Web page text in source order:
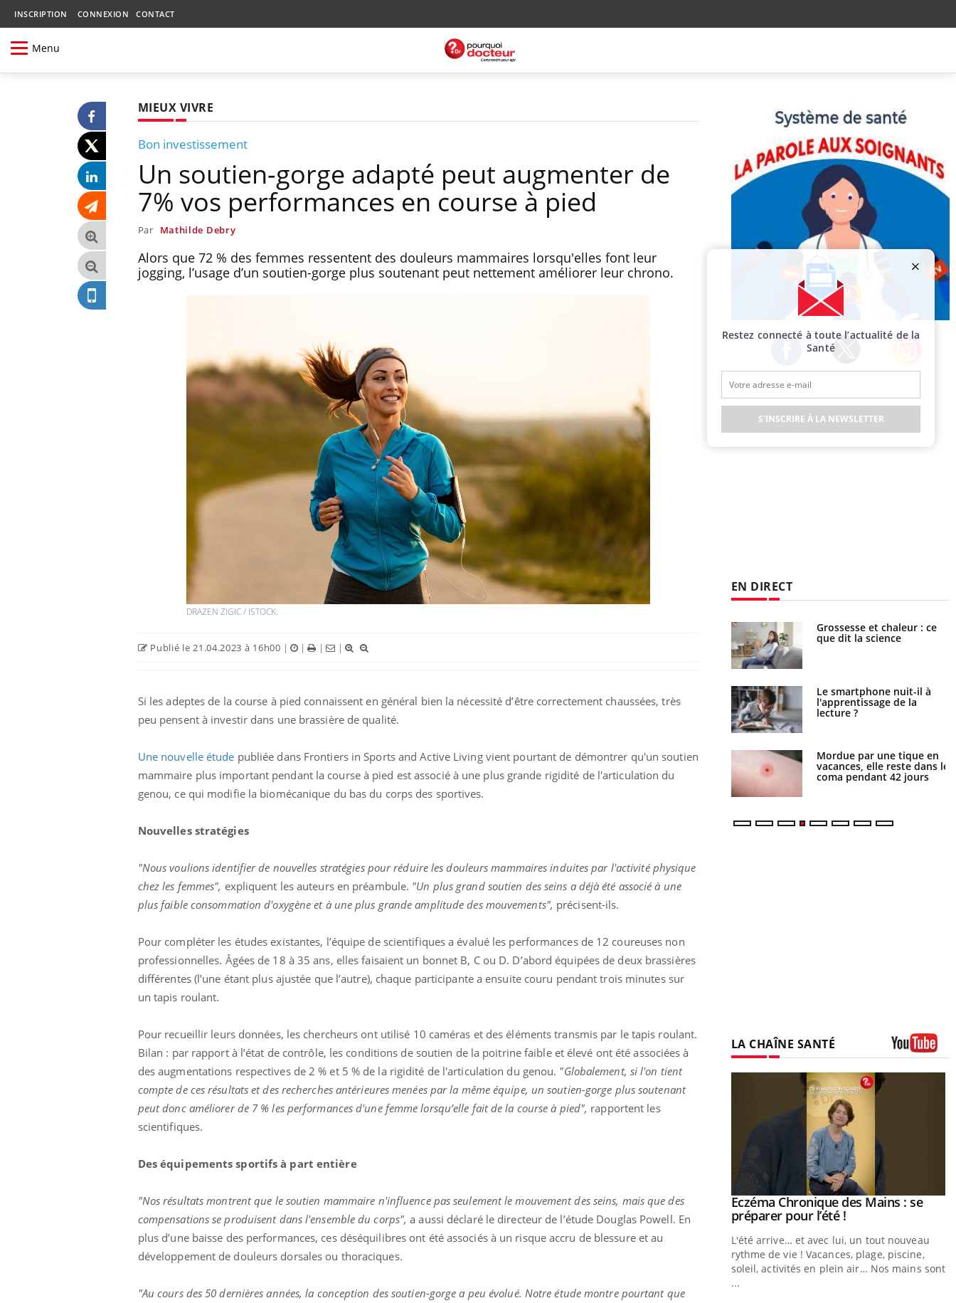
INSCRIPTION CONNEXION CONTACT
Menu
MIEUX VIVRE
Bon investissement
Un soutien-gorge adapté peut augmenter de
7% vos performances en course à pied
Par Mathilde Debry
Alors que 72 % des femmes ressentent des douleurs mammaires lorsqu'elles font leur
jogging, l’usage d’un soutien-gorge plus soutenant peut nettement améliorer leur chrono.
DRAZEN ZIGIC / ISTOCK.
Publié le 21.04.2023 à 16h00 | | | |
Si les adeptes de la course à pied connaissent en général bien la nécessité d’être correctement chaussées, très
peu pensent à investir dans une brassière de qualité.
Une nouvelle étude publiée dans Frontiers in Sports and Active Living vient pourtant de démontrer qu'un soutien
mammaire plus important pendant la course à pied est associé à une plus grande rigidité de l'articulation du
genou, ce qui modifie la biomécanique du bas du corps des sportives.
Nouvelles stratégies
"Nous voulions identifier de nouvelles stratégies pour réduire les douleurs mammaires induites par l'activité physique
chez les femmes", expliquent les auteurs en préambule. "Un plus grand soutien des seins a déjà été associé à une
plus faible consommation d'oxygène et à une plus grande amplitude des mouvements", précisent-ils.
Pour compléter les études existantes, l’équipe de scientifiques a évalué les performances de 12 coureuses non
professionnelles. Âgées de 18 à 35 ans, elles faisaient un bonnet B, C ou D. D’abord équipées de deux brassières
différentes (l’une étant plus ajustée que l’autre), chaque participante a ensuite couru pendant trois minutes sur
un tapis roulant.
Pour recueillir leurs données, les chercheurs ont utilisé 10 caméras et des éléments transmis par le tapis roulant.
Bilan : par rapport à l’état de contrôle, les conditions de soutien de la poitrine faible et élevé ont été associées à
des augmentations respectives de 2 % et 5 % de la rigidité de l'articulation du genou. "Globalement, si l'on tient
compte de ces résultats et des recherches antérieures menées par la même équipe, un soutien-gorge plus soutenant
peut donc améliorer de 7 % les performances d'une femme lorsqu’elle fait de la course à pied", rapportent les
scientifiques.
Des équipements sportifs à part entière
"Nos résultats montrent que le soutien mammaire n'influence pas seulement le mouvement des seins, mais que des
compensations se produisent dans l'ensemble du corps", a aussi déclaré le directeur de l’étude Douglas Powell. En
plus d’une baisse des performances, ces déséquilibres ont été associés à un risque accru de blessure et au
développement de douleurs dorsales ou thoraciques.
"Au cours des 50 dernières années, la conception des soutien-gorge a peu évolué. Notre étude montre pourtant que
Facebook Twitter Instagram
EN DIRECT
il dans le sud de la France ?
protègent-ils aussi les os ?
Cytomégalovirus : ce qui
change dans la prise en
charge des femmes
enceintes
tous les jours se profile-t-
elle enfin ?
Pourquoi votre ventre
gâche-t-il les premiers
jours de vos vacances ?
la propagation du cancer ?
Pourquoi manger moins de
protéines pourrait
finalement être bénéfique
Grossesse et chaleur : ce
que dit la science
Le smartphone nuit-il à
l'apprentissage de la
lecture ?
Mordue par une tique en
vacances, elle reste dans le
coma pendant 42 jours
LA CHAÎNE SANTÉ
Eczéma Chronique des Mains :
expliquer ma maladieYoutube
Il y a des sujets qui sont faciles à aborder...
d'autres non ! D'un côté, poser des questions
Youtube
Carence en fer : comprendre pour
prévenirYoutube
Fatigue, irritabilité, brouillard mental ou
même alopécie… Les symptômes de la
Youtube
Insuline & Charge mentale : et si on
osait en parler??Youtube
En 2026, l'insuline dans le diabète de type 2
Youtube
Eczéma Chronique des Mains : se
préparer pour l’été !Youtube
L'été arrive… et avec lui, un tout nouveau
rythme de vie ! Vacances, plage, piscine,
soleil, activités en plein air… Nos mains sont
...
Restez connecté à toute l’actualité de la
Santé
S'INSCRIRE À LA NEWSLETTER